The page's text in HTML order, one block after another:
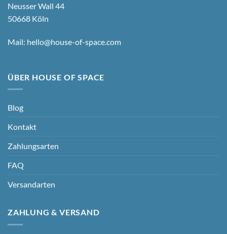
Neusser Wall 44
50668 Köln
Mail: hello@house-of-space.com
ÜBER HOUSE OF SPACE
Blog
Kontakt
Zahlungsarten
FAQ
Versandarten
ZAHLUNG & VERSAND